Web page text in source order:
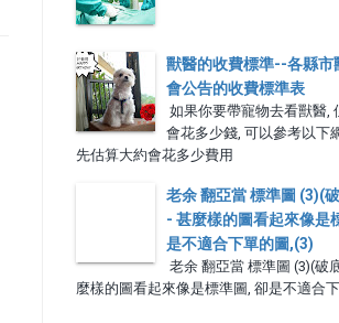
獸醫的收費標準--各縣市
會公告的收費標準表
如果你要帶寵物去看獸醫,
會花多少錢, 可以參考以下
先估算大約會花多少費用
老余 翻亞當 標準圖 (3)(
- 甚麼樣的圖看起來像是
是不適合下單的圖,(3)
老余 翻亞當 標準圖 (3)(破
麼樣的圖看起來像是標準圖, 卻是不適合